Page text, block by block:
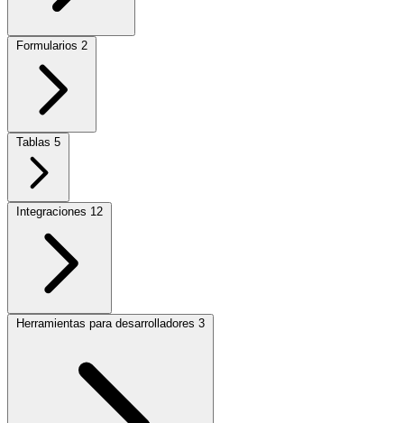
Formularios 2
Tablas 5
Integraciones 12
Herramientas para desarrolladores 3